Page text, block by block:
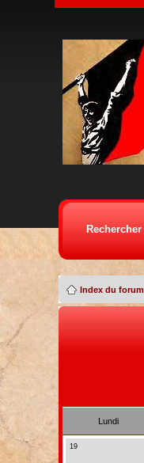
Rechercher
Index du forum
Lundi
19